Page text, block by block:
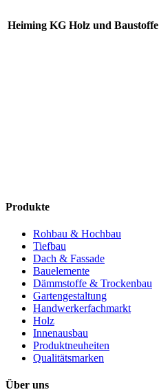
Heiming KG Holz und Baustoffe
Produkte
Rohbau & Hochbau
Tiefbau
Dach & Fassade
Bauelemente
Dämmstoffe & Trockenbau
Gartengestaltung
Handwerkerfachmarkt
Holz
Innenausbau
Produktneuheiten
Qualitätsmarken
Über uns